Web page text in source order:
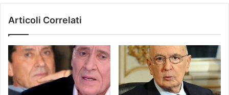
Articoli Correlati